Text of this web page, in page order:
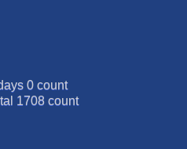
0 count
1708 count